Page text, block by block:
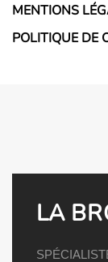
MENTIONS
POLITIQUE DE
LA